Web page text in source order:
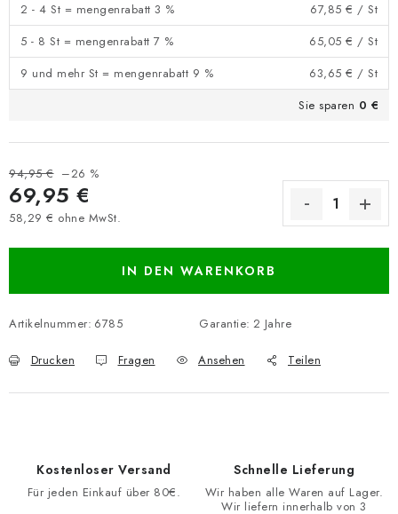
2 - 4 St = mengenrabatt 3 %
67,85 € / St
5 - 8 St = mengenrabatt 7 %
65,05 € / St
9 und mehr St = mengenrabatt 9 %
63,65 € / St
Sie sparen 0 €
94,95 € –26 %
69,95 €
58,29 € ohne MwSt.
IN DEN WARENKORB
Artikelnummer: 6785 Garantie: 2 Jahre
Drucken Fragen Ansehen Teilen
Kostenloser Versand
Für jeden Einkauf über 80€.
Schnelle Lieferung
Wir haben alle Waren auf Lager.
Wir liefern innerhalb von 3